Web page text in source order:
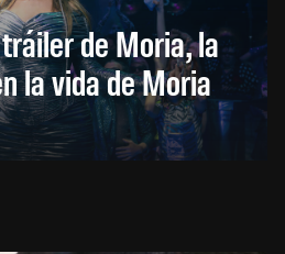
de Moria, la
la vida de Moria